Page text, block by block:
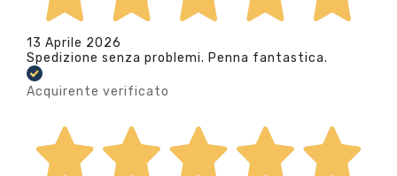
13 Aprile 2026
Spedizione senza problemi. Penna fantastica.
Acquirente verificato